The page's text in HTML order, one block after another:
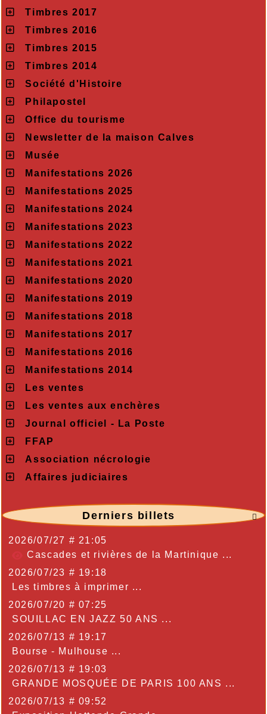
Timbres 2017
Timbres 2016
Timbres 2015
Timbres 2014
Société d'Histoire
Philapostel
Office du tourisme
Newsletter de la maison Calves
Musée
Manifestations 2026
Manifestations 2025
Manifestations 2024
Manifestations 2023
Manifestations 2022
Manifestations 2021
Manifestations 2020
Manifestations 2019
Manifestations 2018
Manifestations 2017
Manifestations 2016
Manifestations 2014
Les ventes
Les ventes aux enchères
Journal officiel - La Poste
FFAP
Association nécrologie
Affaires judiciaires

Derniers billets
2026/07/27 # 21:05
Cascades et rivières de la Martinique ...
2026/07/23 # 19:18
Les timbres à imprimer ...
2026/07/20 # 07:25
SOUILLAC EN JAZZ 50 ANS ...
2026/07/13 # 19:17
Bourse - Mulhouse ...
2026/07/13 # 19:03
GRANDE MOSQUÉE DE PARIS 100 ANS ...
2026/07/13 # 09:52